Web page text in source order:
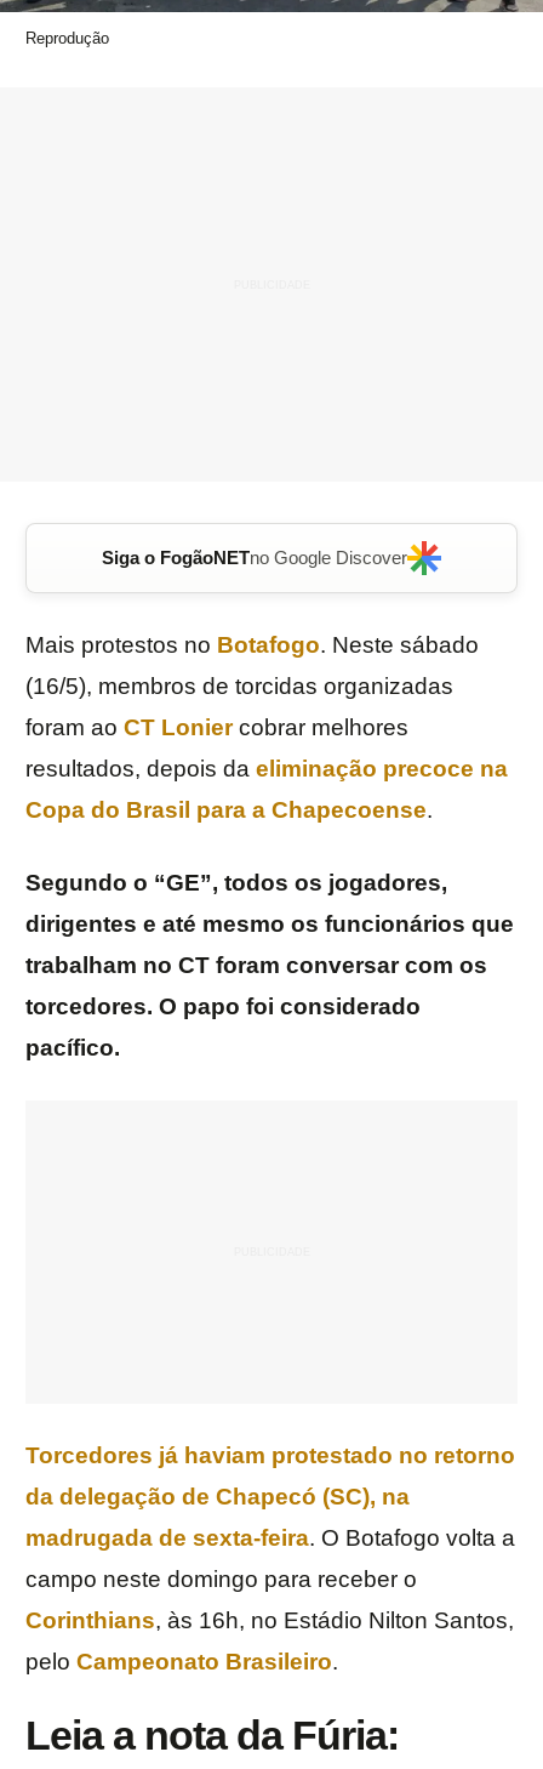
Reprodução
Siga o FogãoNETno Google Discover
Mais protestos no Botafogo. Neste sábado
(16/5), membros de torcidas organizadas
foram ao CT Loniercobrar melhores
resultados, depois da eliminação precoce na
Copa do Brasil para a Chapecoense.
Segundo o “GE”, todos os jogadores,
dirigentes e até mesmo os funcionários que
trabalham no CT foram conversar com os
torcedores. O papo foi considerado
pacífico.
Torcedores já haviam protestado no retorno
da delegação de Chapecó (SC), na
madrugada de sexta-feira. O Botafogo volta a
campo neste domingo para receber o
Corinthians, às 16h, no Estádio Nilton Santos,
pelo Campeonato Brasileiro.
Leia a nota da Fúria: